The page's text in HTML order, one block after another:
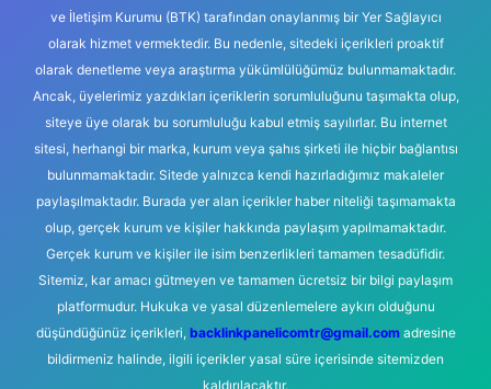
ve İletişim Kurumu (BTK) tarafından onaylanmış bir Yer Sağlayıcı
olarak hizmet vermektedir. Bu nedenle, sitedeki içerikleri proaktif
olarak denetleme veya araştırma yükümlülüğümüz bulunmamaktadır.
Ancak, üyelerimiz yazdıkları içeriklerin sorumluluğunu taşımakta olup,
siteye üye olarak bu sorumluluğu kabul etmiş sayılırlar. Bu internet
sitesi, herhangi bir marka, kurum veya şahıs şirketi ile hiçbir bağlantısı
bulunmamaktadır. Sitede yalnızca kendi hazırladığımız makaleler
paylaşılmaktadır. Burada yer alan içerikler haber niteliği taşımamakta
olup, gerçek kurum ve kişiler hakkında paylaşım yapılmamaktadır.
Gerçek kurum ve kişiler ile isim benzerlikleri tamamen tesadüfidir.
Sitemiz, kar amacı gütmeyen ve tamamen ücretsiz bir bilgi paylaşım
platformudur. Hukuka ve yasal düzenlemelere aykırı olduğunu
düşündüğünüz içerikleri, backlinkpanelicomtr@gmail.comadresine
bildirmeniz halinde, ilgili içerikler yasal süre içerisinde sitemizden
kaldırılacaktır.